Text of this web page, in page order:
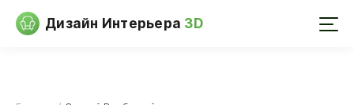
Дизайн Интерьера 3D